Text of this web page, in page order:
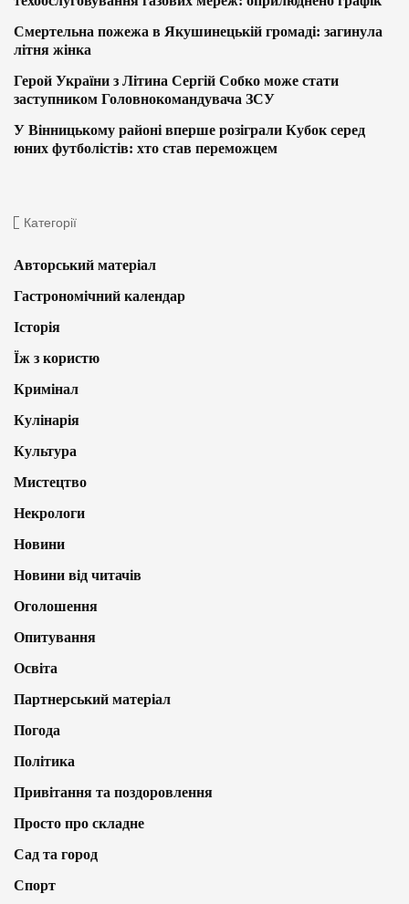
Смертельна пожежа в Якушинецькій громаді: загинула
літня жінка
Герой України з Літина Сергій Собко може стати
заступником Головнокомандувача ЗСУ
У Вінницькому районі вперше розіграли Кубок серед
юних футболістів: хто став переможцем
Категорії
Авторський матеріал
Гастрономічний календар
Історія
Їж з користю
Кримінал
Кулінарія
Культура
Мистецтво
Некрологи
Новини
Новини від читачів
Оголошення
Опитування
Освіта
Партнерський матеріал
Погода
Політика
Привітання та поздоровлення
Просто про складне
Сад та город
Спорт